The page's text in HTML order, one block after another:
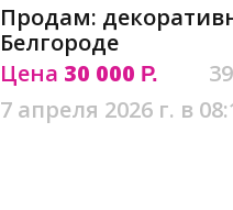
Продам:
Белгороде
Цена 30 000 Р.
7 апреля 2026 г. в